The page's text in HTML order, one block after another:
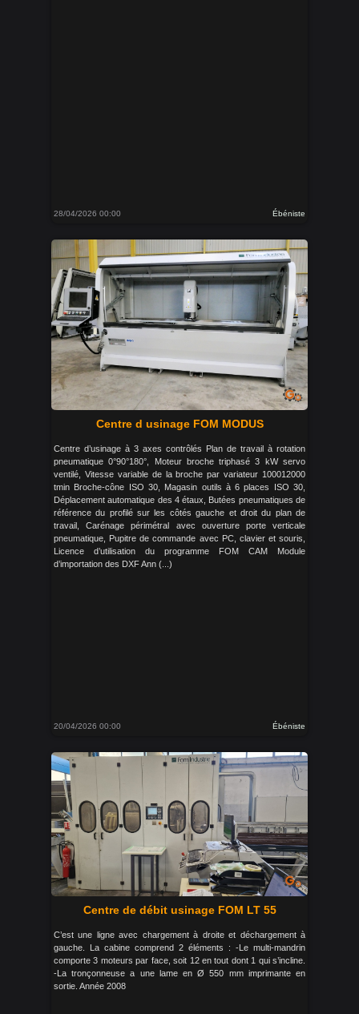
28/04/2026 00:00 Ébéniste
Centre d usinage FOM MODUS
Centre d’usinage à 3 axes contrôlés Plan de travail à rotation
pneumatique 0°90°180°, Moteur broche triphasé 3 kW servo
ventilé, Vitesse variable de la broche par variateur 100012000
tmin Broche-cône ISO 30, Magasin outils à 6 places ISO 30,
Déplacement automatique des 4 étaux, Butées pneumatiques de
référence du profilé sur les côtés gauche et droit du plan de
travail, Carénage périmétral avec ouverture porte verticale
pneumatique, Pupitre de commande avec PC, clavier et souris,
Licence d’utilisation du programme FOM CAM Module
d’importation des DXF Ann (...)
20/04/2026 00:00 Ébéniste
Centre de débit usinage FOM LT 55
C’est une ligne avec chargement à droite et déchargement à
gauche. La cabine comprend 2 éléments : -Le multi-mandrin
comporte 3 moteurs par face, soit 12 en tout dont 1 qui s’incline.
-La tronçonneuse a une lame en Ø 550 mm imprimante en
sortie. Année 2008